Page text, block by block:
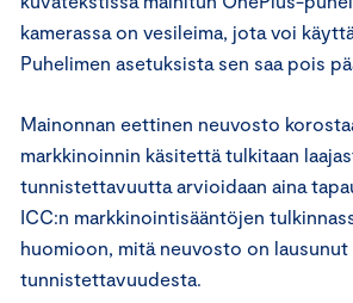
kamerassa on vesileima, jota voi
Puhelimen asetuksista sen saa pois
Mainonnan eettinen neuvosto
markkinoinnin käsitettä tulkitaan
tunnistettavuutta arvioidaan aina
ICC:n markkinointisääntöjen
huomioon, mitä neuvosto on lausunut
tunnistettavuudesta.